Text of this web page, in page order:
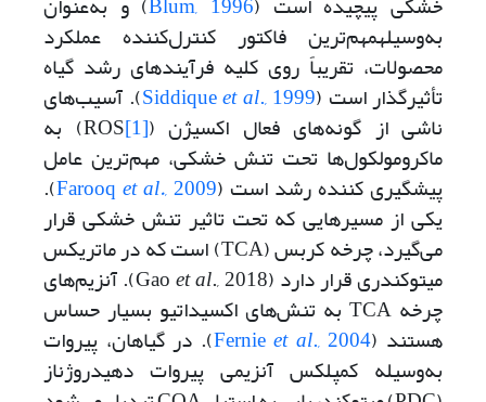
به‌وسیلهمهم‌ترین فاکتور کنترل‌کننده عملکرد
محصولات، تقریباً روی کلیه فرآیندهای رشد گیاه
تأثیرگذار است ( Siddiqueet al., 1999 ). آسیب‌های
ناشی از گونه‌های فعال اکسیژن (ROS[1] ) به
ماکرومولکول‌ها تحت تنش خشکی، مهم‌ترین عامل
پیشگیری کننده رشد است ( Farooqet al., 2009
).
یکی از مسیرهایی که تحت تاثیر تنش خشکی قرار
می‌گیرد، چرخه کربس (TCA) است که در ماتریکس
میتوکندری قرار دارد (Gao et al ., 2018). آنزیم‌های
چرخه TCA به تنش‌های اکسیداتیو بسیار حساس
هستند ( Fernieet al., 2004 ). در گیاهان، پیروات
به‌وسیله کمپلکس آنزیمی پیروات دهیدروژناز